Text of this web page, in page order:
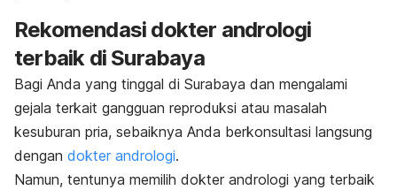
Rekomendasi dokter andrologi
terbaik di Surabaya
Bagi Anda yang tinggal di Surabaya dan mengalami
gejala terkait gangguan reproduksi atau masalah
kesuburan pria, sebaiknya Anda berkonsultasi langsung
dengan dokter andrologi.
Namun, tentunya memilih dokter andrologi yang terbaik